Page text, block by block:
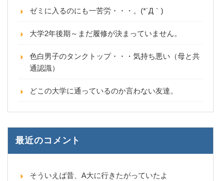
ゼミに入るのにも一苦労・・・。(*´Д｀)
大学2年後期～まだ履修が決まっていません。
色白男子のタンクトップ・・・気持ち悪い（母と共
通認識）
どこの大学に通っているのか言わない友達。
最近のコメント
そういえば昔、A大に行きたがっていたよ